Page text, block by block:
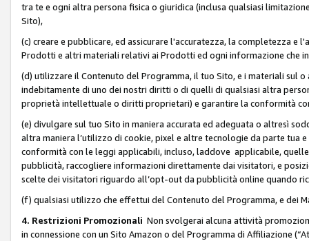
tra te e ogni altra persona fisica o giuridica (inclusa qualsiasi
Sito),
(c) creare e pubblicare, ed assicurare l'accuratezza, la completezza
Prodotti e altri materiali relativi ai Prodotti ed ogni informazione che
(d) utilizzare il Contenuto del Programma, il tuo Sito, e i materiali sul
indebitamente di uno dei nostri diritti o di quelli di qualsiasi altra
proprietà intellettuale o diritti proprietari) e garantire la conformità
(e) divulgare sul tuo Sito in maniera accurata ed adeguata o altresì
altra maniera l’utilizzo di cookie, pixel e altre tecnologie da parte tua
conformità con le leggi applicabili, incluso, laddove applicabile,
pubblicità, raccogliere informazioni direttamente dai visitatori, e
scelte dei visitatori riguardo all’opt-out da pubblicità online quando
(f) qualsiasi utilizzo che effettui del Contenuto del Programma, e dei
4. Restrizioni Promozionali Non svolgerai alcuna attività
in connessione con un Sito Amazon o del Programma di Affiliazione